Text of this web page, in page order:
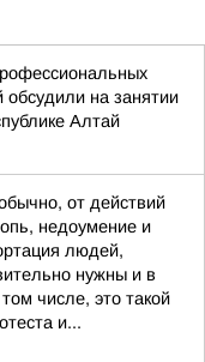
обсудили на занятии
Алтай
от действий
недоумение и
людей,
нужны и в
числе, это такой
и...